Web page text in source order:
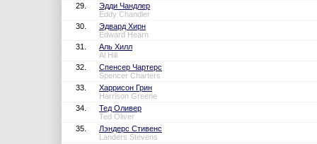
29.
Эдди Чандлер
Eddy Chandler
30.
Эдвард Хирн
Edward Hearn
31.
Аль Хилл
Al Hill
32.
Спенсер Чартерс
Spencer Charters
33.
Харрисон Грин
Harrison Greene
34.
Тед Оливер
Ted Oliver
35.
Лэндерс Стивенс
Landers Stevens